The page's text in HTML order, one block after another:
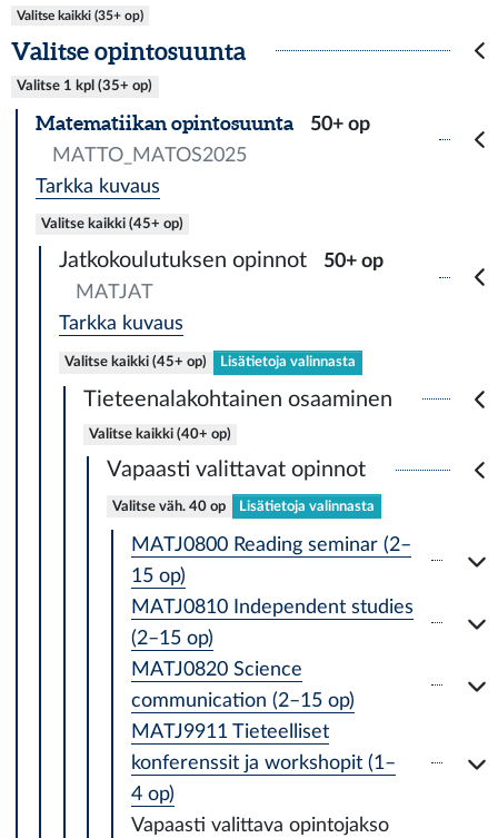
Valitse kaikki (35+ op)
Valitse opintosuunta
Valitse 1 kpl (35+ op)
Matematiikan opintosuunta
50+ op
MATTO_MATOS2025
Tarkka kuvaus
Valitse kaikki (45+ op)
Jatkokoulutuksen opinnot
50+ op
MATJAT
Tarkka kuvaus
Valitse kaikki (45+ op) Lisätietoja valinnasta
Tieteenalakohtainen osaaminen
Valitse kaikki (40+ op)
Vapaasti valittavat opinnot
Valitse väh. 40 op Lisätietoja valinnasta
MATJ0800 Reading seminar (2–
15 op)
MATJ0810 Independent studies
(2–15 op)
MATJ0820 Science
communication (2–15 op)
MATJ9911 Tieteelliset
konferenssit ja workshopit (1–
4 op)
Vapaasti valittava opintojakso